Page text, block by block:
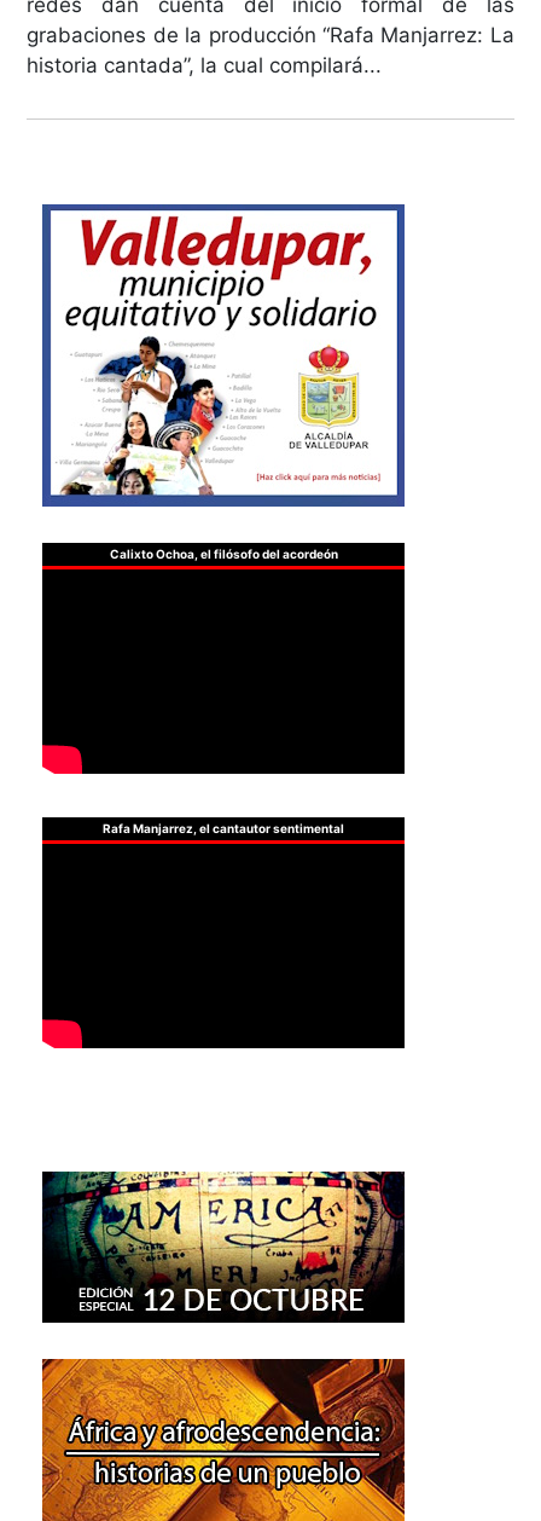
redes dan cuenta del inicio formal de las
grabaciones de la producción “Rafa Manjarrez: La
historia cantada”, la cual compilará...
Calixto Ochoa, el filósofo del acordeón
Rafa Manjarrez, el cantautor sentimental